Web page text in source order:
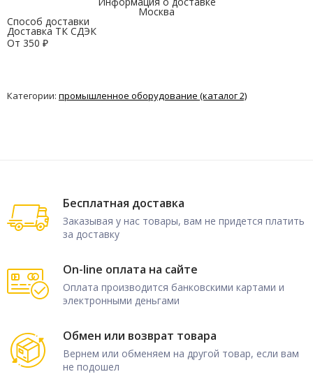
Москва
Способ доставки
Доставка ТК СДЭК
От 350 ₽
Категории: промышленное оборудование (каталог 2)
Бесплатная доставка
Заказывая у нас товары, вам не придется платить
за доставку
On-line оплата на сайте
Оплата производится банковскими картами и
электронными деньгами
Обмен или возврат товара
Вернем или обменяем на другой товар, если вам
не подошел